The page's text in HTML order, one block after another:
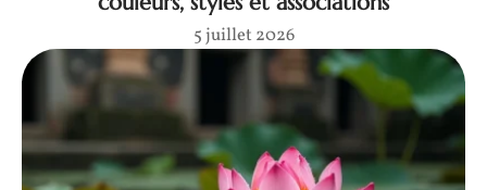
5 juillet 2026